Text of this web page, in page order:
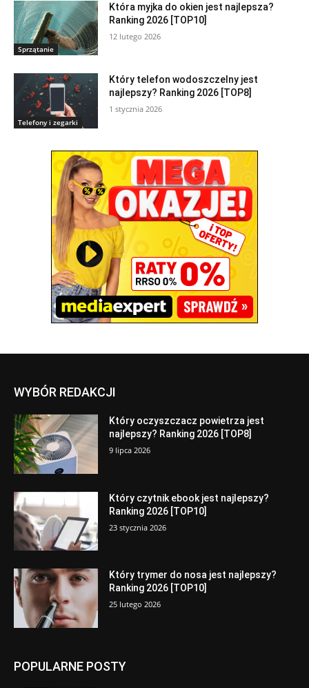
Sprzątanie
Która myjka do okien jest najlepsza?
Ranking 2026 [TOP10]
12 lutego 2026
Telefony i zegarki
Który telefon wodoszczelny jest
najlepszy? Ranking 2026 [TOP8]
1 stycznia 2026
WYBÓR REDAKCJI
Który oczyszczacz powietrza jest
najlepszy? Ranking 2026 [TOP8]
9 lipca 2026
Który czytnik ebook jest najlepszy?
Ranking 2026 [TOP10]
23 stycznia 2026
Który trymer do nosa jest najlepszy?
Ranking 2026 [TOP10]
25 lutego 2026
POPULARNE POSTY